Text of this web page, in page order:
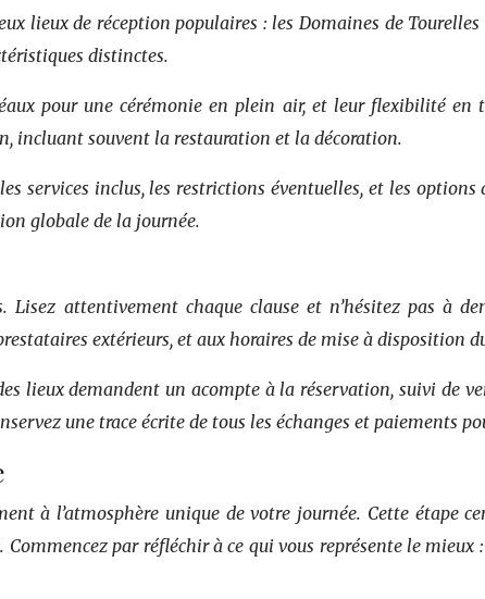
lieux de réception populaires : les Domaines de Tourelles
distinctes.
pour une cérémonie en plein air, et leur flexibilité en
incluant souvent la restauration et la décoration.
services inclus, les restrictions éventuelles, et les
globale de la journée.
attentivement chaque clause et n’hésitez pas à
extérieurs, et aux horaires de mise à disposition
lieux demandent un acompte à la réservation, suivi de
une trace écrite de tous les échanges et paiements
à l’atmosphère unique de votre journée. Cette étape
par réfléchir à ce qui vous représente le mieux